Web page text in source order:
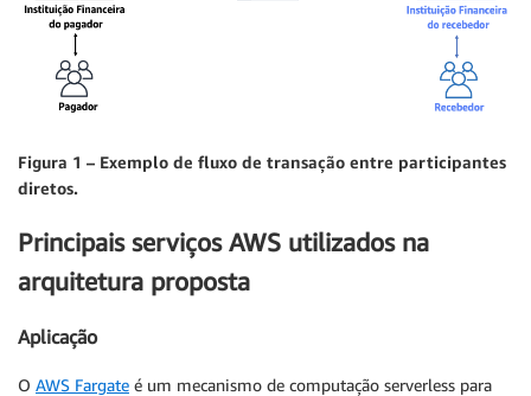
Figura 1 – Exemplo de fluxo de transação entre participantes
diretos.
Principais serviços AWS utilizados na
arquitetura proposta
Aplicação
O AWS Fargate é um mecanismo de computação serverless para